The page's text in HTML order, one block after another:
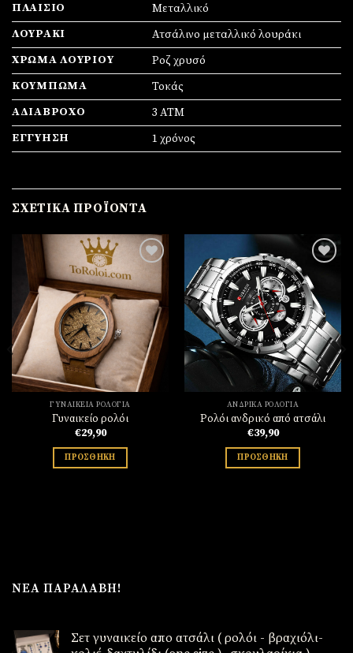
ΠΛΑΊΣΙΟ
Mεταλλικό
ΛΟΥΡΆΚΙ
Ατσάλινο μεταλλικό λουράκι
ΧΡΏΜΑ ΛΟΥΡΙΟΎ
Ροζ χρυσό
ΚΟΎΜΠΩΜΑ
Τοκάς
ΑΔΙΆΒΡΟΧΟ
3 ATM
ΕΓΓΎΗΣΗ
1 χρόνος
ΣΧΕΤΙΚΆ ΠΡΟΪΌΝΤΑ
Πρόσθήκη
λίστα
επιθυμιών
ΓΥΝΑΙΚΕΊΑ ΡΟΛΌΓΙΑ
Γυναικείο ρολόι
€29,90
ΠΡΟΣΘΉΚΗ
Πρόσθήκη
στην
λίστα
επιθυμιών
ΑΝΔΡΙΚΆ ΡΟΛΌΓΙΑ
Ρολόι ανδρικό από ατσάλι
€39,90
ΠΡΟΣΘΉΚΗ
ΝΈΑ ΠΑΡΑΛΑΒΉ!
Σετ γυναικείο απο ατσάλι ( ρολόι - βραχιόλι-